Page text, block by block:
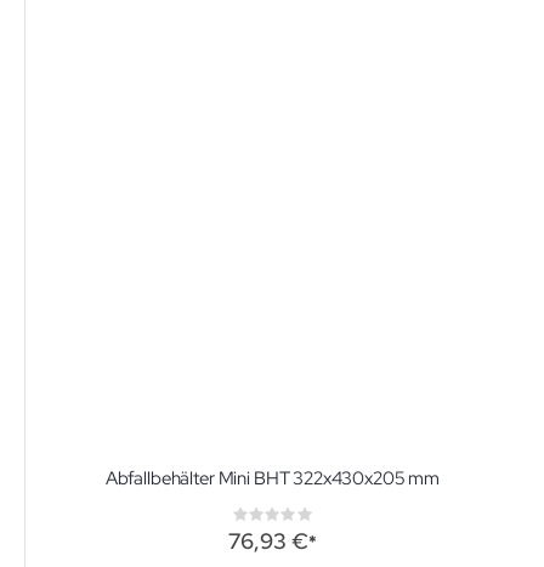
Abfallbehälter Mini BHT 322x430x205 mm
Rating:
0%
76,93 €